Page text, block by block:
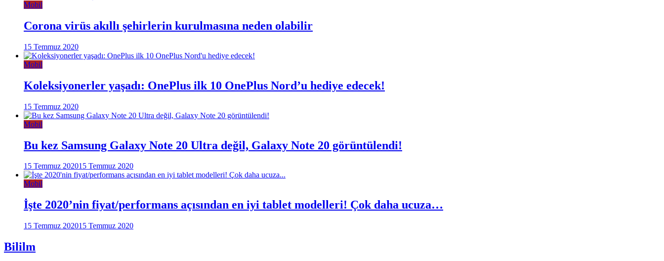
Mobil
Corona virüs akıllı şehirlerin kurulmasına neden olabilir
15 Temmuz 2020
Mobil
Koleksiyonerler yaşadı: OnePlus ilk 10 OnePlus Nord’u hediye edecek!
15 Temmuz 2020
Mobil
Bu kez Samsung Galaxy Note 20 Ultra değil, Galaxy Note 20 görüntülendi!
15 Temmuz 202015 Temmuz 2020
Mobil
İşte 2020’nin fiyat/performans açısından en iyi tablet modelleri! Çok daha ucuza…
15 Temmuz 202015 Temmuz 2020
Bililm